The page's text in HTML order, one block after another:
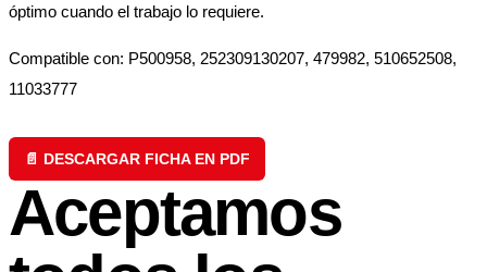
óptimo cuando el trabajo lo requiere.
Compatible con: P500958, 252309130207, 479982, 510652508,
11033777
📄 DESCARGAR FICHA EN PDF
Aceptamos